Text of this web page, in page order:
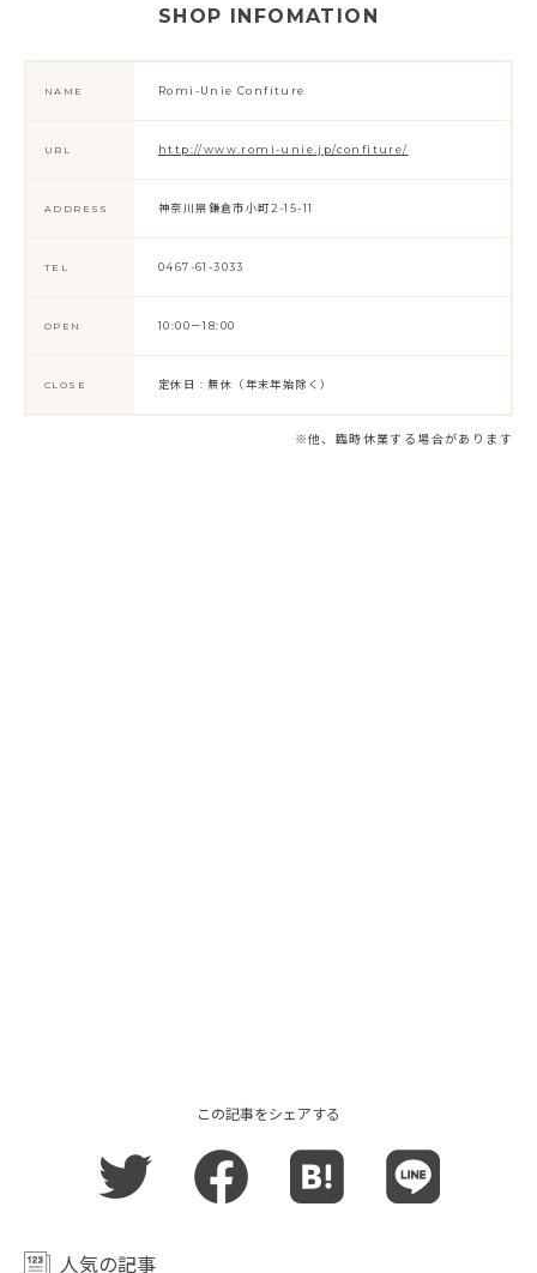
SHOP INFOMATION
NAME Romi-Unie Confiture
URL http://www.romi-unie.jp/confiture/
ADDRESS 神奈川県鎌倉市小町2-15-11
TEL 0467-61-3033
OPEN 10:00－18:00
CLOSE 定休日 : 無休（年末年始除く）
※他、臨時休業する場合があります
この記事をシェアする
人気の記事